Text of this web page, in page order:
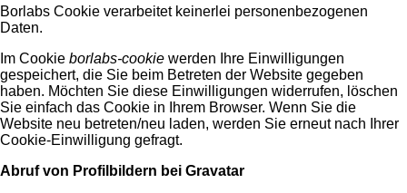
Borlabs Cookie verarbeitet keinerlei personenbezogenen
Daten.
Im Cookie borlabs-cookie werden Ihre Einwilligungen
gespeichert, die Sie beim Betreten der Website gegeben
haben. Möchten Sie diese Einwilligungen widerrufen, löschen
Sie einfach das Cookie in Ihrem Browser. Wenn Sie die
Website neu betreten/neu laden, werden Sie erneut nach Ihrer
Cookie-Einwilligung gefragt.
Abruf von Profilbildern bei Gravatar